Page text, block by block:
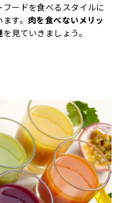
ードを食べるスタイルに
す。 肉を食べないメリッ
を見ていきましょう。